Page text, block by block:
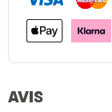
AVIS